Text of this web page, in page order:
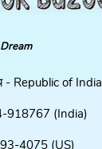
- Republic of India
918767 (India)
4075 (US)